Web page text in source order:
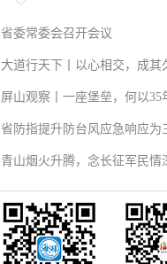
省委常委会召开会议
大道行天下丨以心相交，成
首外交的世界情怀与大国气派
屏山观察丨一座堡垒，何以35
省防指提升防台风应急响应为
青山烟火升腾，念长征军民情